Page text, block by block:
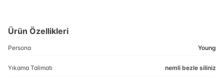
Ürün Özellikleri
Persona Young
Yıkama Talimatı nemli bezle siliniz